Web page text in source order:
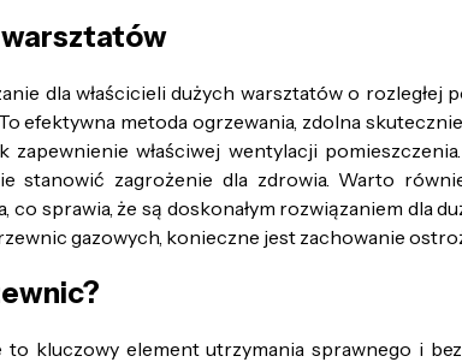
warsztatów
dla właścicieli dużych warsztatów o rozległej
efektywna metoda ogrzewania, zdolna
właściwej wentylacji
stanowić zagrożenie dla zdrowia. Warto
sprawia, że są doskonałym rozwiązaniem dla
gazowych, konieczne jest zachowanie
kluczowy element utrzymania sprawnego i